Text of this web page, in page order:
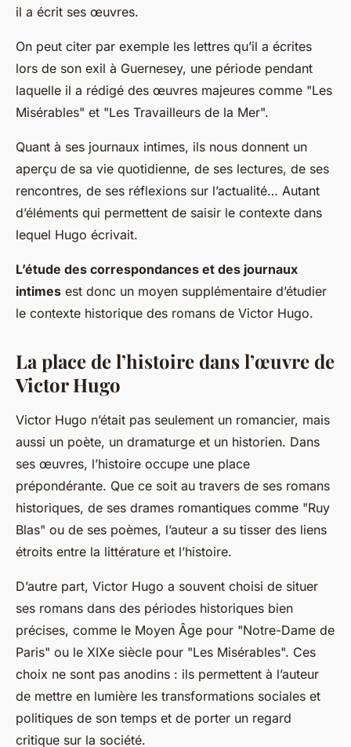
il a écrit ses œuvres.
On peut citer par exemple les lettres qu’il a écrites
lors de son exil à Guernesey, une période pendant
laquelle il a rédigé des œuvres majeures comme "Les
Misérables" et "Les Travailleurs de la Mer".
Quant à ses journaux intimes, ils nous donnent un
aperçu de sa vie quotidienne, de ses lectures, de ses
rencontres, de ses réflexions sur l’actualité… Autant
d’éléments qui permettent de saisir le contexte dans
lequel Hugo écrivait.
L’étude des correspondances et des journaux
intimes est donc un moyen supplémentaire d’étudier
le contexte historique des romans de Victor Hugo.
La place de l’histoire dans l’œuvre de
Victor Hugo
Victor Hugo n’était pas seulement un romancier, mais
aussi un poète, un dramaturge et un historien. Dans
ses œuvres, l’histoire occupe une place
prépondérante. Que ce soit au travers de ses romans
historiques, de ses drames romantiques comme "Ruy
Blas" ou de ses poèmes, l’auteur a su tisser des liens
étroits entre la littérature et l’histoire.
D’autre part, Victor Hugo a souvent choisi de situer
ses romans dans des périodes historiques bien
précises, comme le Moyen Âge pour "Notre-Dame de
Paris" ou le XIXe siècle pour "Les Misérables". Ces
choix ne sont pas anodins : ils permettent à l’auteur
de mettre en lumière les transformations sociales et
politiques de son temps et de porter un regard
critique sur la société.